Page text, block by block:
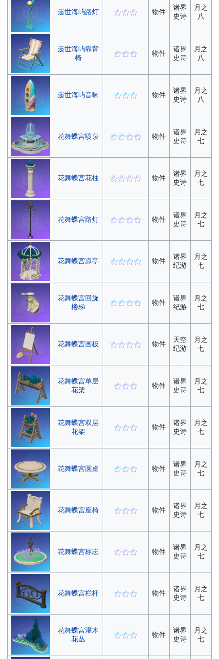
遗世海屿路灯 物件
诸界
史诗
月之
八
遗世海屿靠背
椅
物件
诸界
史诗
月之
八
遗世海屿音响 物件
诸界
史诗
月之
八
花舞蝶宫喷泉 物件
诸界
史诗
月之
七
花舞蝶宫花柱 物件
诸界
史诗
月之
七
花舞蝶宫路灯 物件
诸界
史诗
月之
七
花舞蝶宫凉亭 物件
诸界
纪游
月之
七
花舞蝶宫回旋
楼梯
物件
诸界
纪游
月之
七
花舞蝶宫画板 物件
天空
纪游
月之
七
花舞蝶宫单层
花架
物件
诸界
史诗
月之
七
花舞蝶宫双层
花架
物件
诸界
史诗
月之
七
花舞蝶宫圆桌 物件
诸界
史诗
月之
七
花舞蝶宫座椅 物件
诸界
史诗
月之
七
花舞蝶宫标志 物件
诸界
史诗
月之
七
花舞蝶宫栏杆 物件
诸界
史诗
月之
七
花舞蝶宫灌木
花丛
物件
诸界
史诗
月之
七